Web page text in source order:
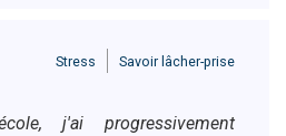
Stress Savoir lâcher-prise
j'ai progressivement